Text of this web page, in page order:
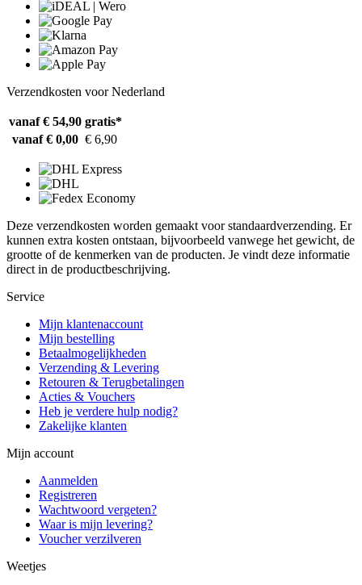
Verzendkosten voor Nederland
vanaf € 54,90 gratis*
vanaf € 0,00 € 6,90
Deze verzendkosten worden gemaakt voor standaardverzending. Er
kunnen extra kosten ontstaan, bijvoorbeeld vanwege het gewicht, de
grootte of de kenmerken van de producten. Je vindt deze informatie
direct in de productbeschrijving.
Service
Mijn klantenaccount
Mijn bestelling
Betaalmogelijkheden
Verzending & Levering
Retouren & Terugbetalingen
Acties & Vouchers
Heb je verdere hulp nodig?
Zakelijke klanten
Mijn account
Aanmelden
Registreren
Wachtwoord vergeten?
Waar is mijn levering?
Voucher verzilveren
Weetjes